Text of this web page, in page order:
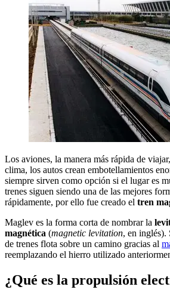
Los aviones, la manera más rápida de
clima, los autos crean embotellamientos
siempre sirven como opción si el lugar es
trenes siguen siendo una de las mejores
rápidamente, por ello fue creado el tren
Maglev es la forma corta de nombrar la
magnética (magnetic levitation, en inglés).
de trenes flota sobre un camino gracias al
reemplazando el hierro utilizado
¿Qué es la propulsión